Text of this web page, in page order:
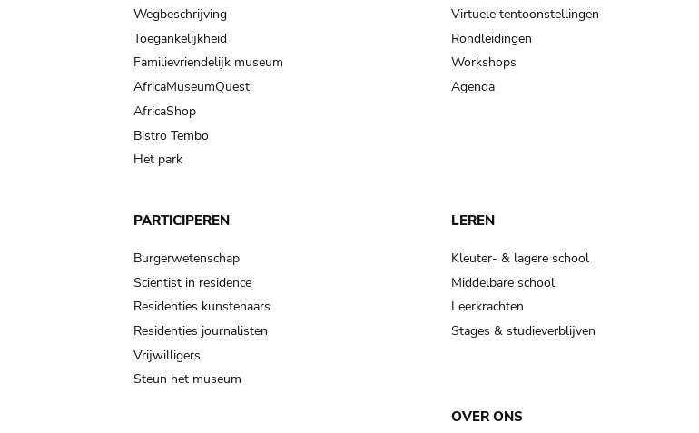
Wegbeschrijving
Toegankelijkheid
Familievriendelijk museum
AfricaMuseumQuest
AfricaShop
Bistro Tembo
Het park
Virtuele tentoonstellingen
Rondleidingen
Workshops
Agenda
PARTICIPEREN
Burgerwetenschap
Scientist in residence
Residenties kunstenaars
Residenties journalisten
Vrijwilligers
Steun het museum
LEREN
Kleuter- & lagere school
Middelbare school
Leerkrachten
Stages & studieverblijven
OVER ONS